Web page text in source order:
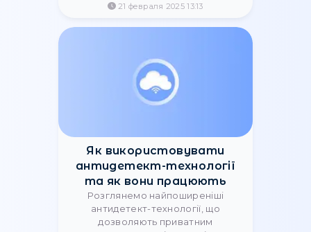
помогают в SMM-кампаниях
избежать блокировок аккаунтов,
безопасно работать с
множеством профилей и
масштабировать бизнес.
27 августа 2025 16:03